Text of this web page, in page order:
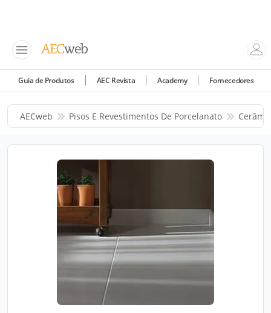
Guia de Produtos AEC Revista Academy Fornecedores
AECweb Pisos E Revestimentos De Porcelanato